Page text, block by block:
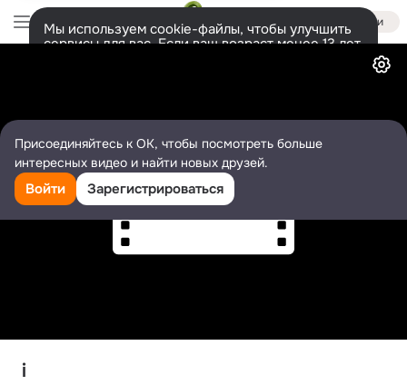
i
Войти
Мы используем cookie-файлы, чтобы улучшить
сервисы для вас. Если ваш возраст менее 13 лет,
Присоединяйтесь к ОК, чтобы посмотреть больше
интересных видео и найти новых друзей.
Войти Зарегистрироваться